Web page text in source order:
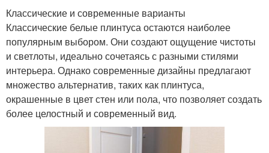
Классические и современные варианты
Классические белые плинтуса остаются наиболее
популярным выбором. Они создают ощущение чистоты
и светлоты, идеально сочетаясь с разными стилями
интерьера. Однако современные дизайны предлагают
множество альтернатив, таких как плинтуса,
окрашенные в цвет стен или пола, что позволяет создать
более целостный и современный вид.